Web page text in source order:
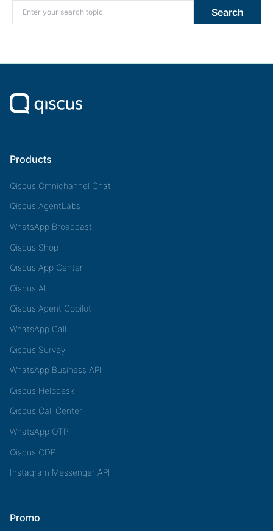
Search for: Search
Products
Qiscus Omnichannel Chat
Qiscus AgentLabs
WhatsApp Broadcast
Qiscus Shop
Qiscus App Center
Qiscus AI
Qiscus Agent Copilot
WhatsApp Call
Qiscus Survey
WhatsApp Business API
Qiscus Helpdesk
Qiscus Call Center
WhatsApp OTP
Qiscus CDP
Instagram Messenger API
Promo